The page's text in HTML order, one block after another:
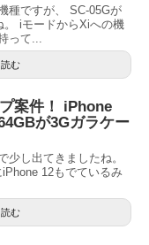
種ですが、 SC-05Gが
。 iモードからXiへの機
って...
む
案件！ iPhone
が3Gガラケー
少し出てきましたね。
12もでているみ
む